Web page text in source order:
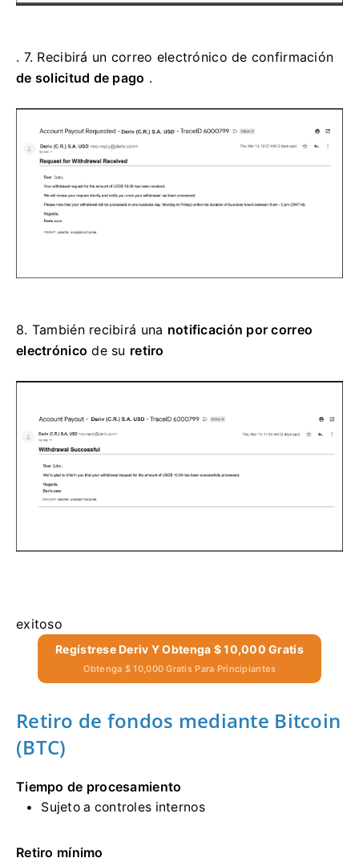
. 7. Recibirá un correo electrónico de confirmación
de solicitud de pago .
8. También recibirá una notificación por correo
electrónico de su retiro
exitoso
Regístrese Deriv Y Obtenga $ 10,000 Gratis
Obtenga $ 10,000 Gratis Para Principiantes
Retiro de fondos mediante Bitcoin
(BTC)
Tiempo de procesamiento
Sujeto a controles internos
Retiro mínimo